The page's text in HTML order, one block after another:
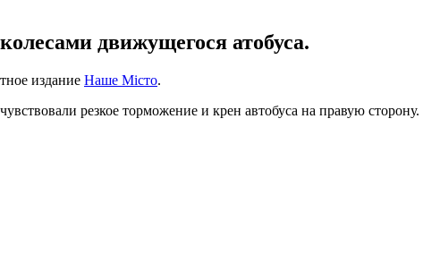
движущегося атобуса.
издание Наше Місто.
резкое торможение и крен автобуса на правую сторону.